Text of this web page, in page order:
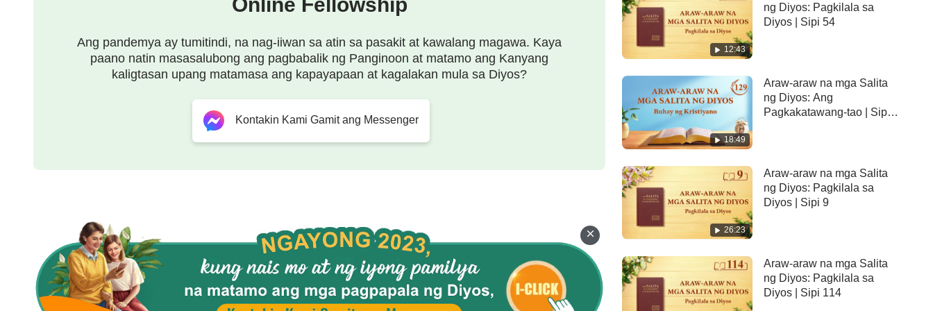
Kapanahunan ng Biyaya, ito ay nakaaaliw, nakasisigla, at malapit sa mga tao. Nang naging tao ang
Diyos, nang nagpakita Siya sa anyo ng isang tao, ginamit Niya ang isang lubhang naaangkop na
talinghaga na nagmula sa sarili Niyang pagkatao, upang ipahayag ang tinig ng Kanyang puso.
kapanahunang iyon. Kinatawan din nito ang isang saloobin na mayroon ang Diyos tungo sa mga tao sa
Kapanahunan ng Biyaya. Kung titingin mula sa pananaw ng saloobin ng Diyos tungo sa mga tao,
upang isalarawan ang Kanyang kapasyahan at saloobin sa gawaing iyon. Ito ang kabutihan ng
pagkakatawang-tao ng Diyos: Mapakikinabangan Niya ang kaalaman ng sangkatauhan at magagamit
ang wika ng tao upang magsalita sa mga tao, at upang ipahayag ang Kanyang kalooban. Ipinaliwanag
Niya o “isinalin” sa tao ang Kanyang malalim, maka-Diyos na wika na nahihirapan ang mga taong
maunawaan sa wika ng tao, sa paraan ng tao. Nakatulong ito sa mga tao na maunawaan ang Kanyang
Ang pandemya ay tumitindi, na nag-iiwan sa atin sa pasakit at kawalang magawa. Kaya
paano natin masasalubong ang pagbabalik ng Panginoon at matamo ang Kanyang
kaligtasan upang matamasa ang kapayapaan at kagalakan mula sa Diyos?
Kontakin Kami Gamit ang Messenger
12:43
ng Diyos: Pagkilala sa
Diyos | Sipi 54
18:49
Araw-araw na mga Salita
ng Diyos: Ang
Pagkakatawang-tao | Sipi
26:23
Araw-araw na mga Salita
ng Diyos: Pagkilala sa
Diyos | Sipi 9
Araw-araw na mga Salita
ng Diyos: Pagkilala sa
Diyos | Sipi 114